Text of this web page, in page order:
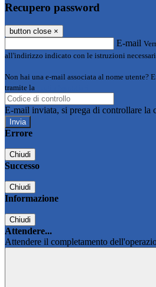
Recupero password
button close ×
E-mail
all'indirizzo indicato con le istruzioni
Non hai una e-mail associata al nome utente?
tramite la
E-mail inviata, si prega di controllare la
Errore
Chiudi
Successo
Chiudi
Informazione
Chiudi
Attendere...
Attendere il completamento